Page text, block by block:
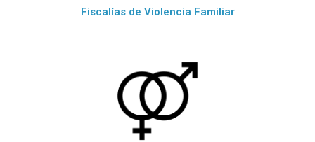
Fiscalías de Violencia Familiar